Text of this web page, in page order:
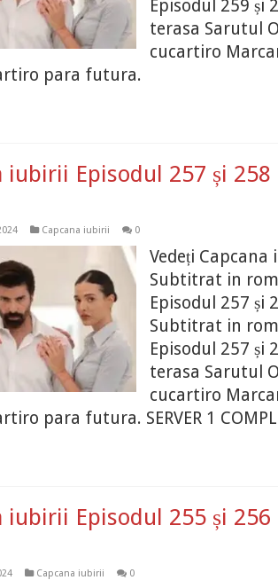
Episodul 259 și
terasa Sarutul
cucartiro
para futura.
iubirii Episodul 257 și
Capcana iubirii 0
Vedeți
Subtitrat in
Episodul 257 și
Subtitrat in
Episodul 257 și
terasa Sarutul
cucartiro
para futura. SERVER 1
iubirii Episodul 255 și
Capcana iubirii 0